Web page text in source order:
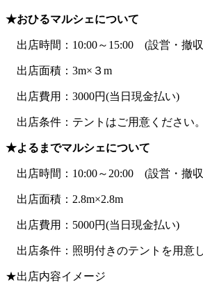
★おひるマルシェについて
出店時間：10:00～15:00 (設営・撤
出店面積：3m×３m
出店費用：3000円(当日現金払い)
出店条件：テントはご用意ください。
★よるまでマルシェについて
出店時間：10:00～20:00 (設営・撤
出店面積：2.8m×2.8m
出店費用：5000円(当日現金払い)
出店条件：照明付きのテントを用意
★出店内容イメージ